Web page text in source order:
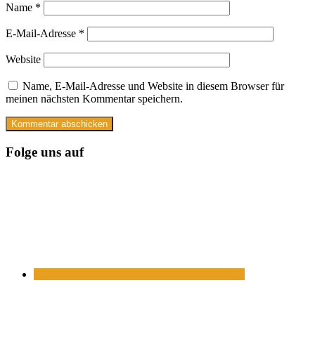
Name *
E-Mail-Adresse *
Website
Name, E-Mail-Adresse und Website in diesem Browser für
meinen nächsten Kommentar speichern.
Folge uns auf